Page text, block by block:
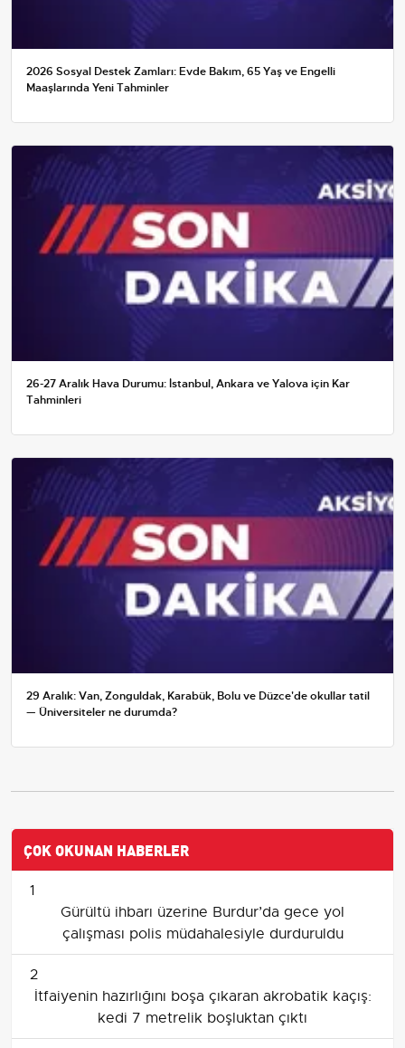
2026 Sosyal Destek Zamları: Evde Bakım, 65 Yaş ve Engelli
Maaşlarında Yeni Tahminler
26-27 Aralık Hava Durumu: İstanbul, Ankara ve Yalova için Kar
Tahminleri
29 Aralık: Van, Zonguldak, Karabük, Bolu ve Düzce'de okullar tatil
— Üniversiteler ne durumda?
ÇOK OKUNAN HABERLER
1
Gürültü ihbarı üzerine Burdur’da gece yol
çalışması polis müdahalesiyle durduruldu
2
İtfaiyenin hazırlığını boşa çıkaran akrobatik kaçış:
kedi 7 metrelik boşluktan çıktı